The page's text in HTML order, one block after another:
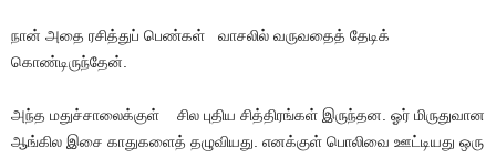
நான் அதை ரசித்துப் பெண்கள் வாசலில் வருவதைத் தேடிக்
கொண்டிருந்தேன்.
அந்த மதுச்சாலைக்குள் சில புதிய சித்திரங்கள் இருந்தன. ஓர் மிருதுவான
ஆங்கில இசை காதுகளைத் தழுவியது. எனக்குள் பொலிவை ஊட்டியது ஒரு